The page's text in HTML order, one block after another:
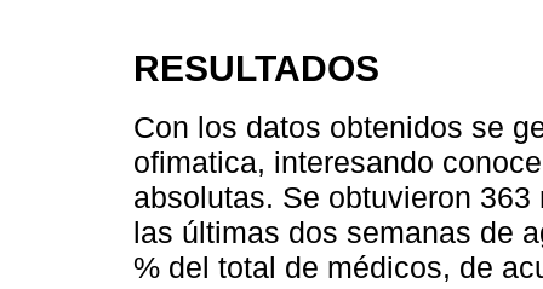
RESULTADOS
Con los datos obtenidos se
ofimatica, interesando
absolutas. Se obtuvieron
las últimas dos semanas de
% del total de médicos, de